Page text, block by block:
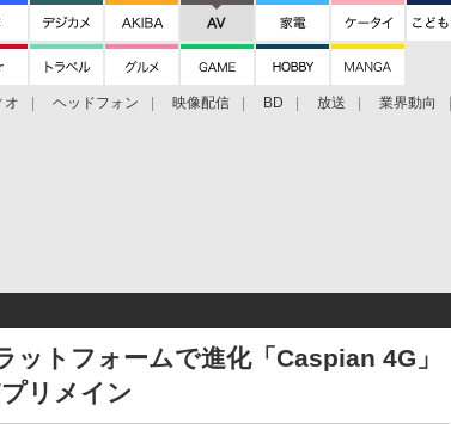
オ ヘッドフォン 映像配信 BD 放送 業界動向
ットフォームで進化「Caspian 4G」
リメイン